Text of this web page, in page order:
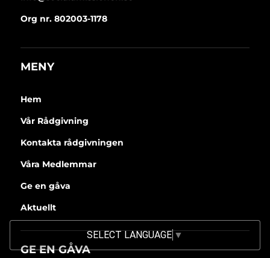
Org nr. 802003-1178
MENY
Hem
Vår Rådgivning
Kontakta rådgivningen
Våra Medlemmar
Ge en gåva
Aktuellt
GE EN GÅVA
SELECT LANGUAGE ▼